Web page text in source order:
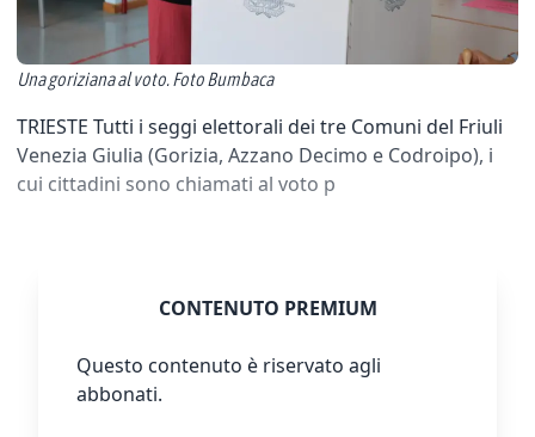
Una goriziana al voto. Foto Bumbaca
TRIESTE Tutti i seggi elettorali dei tre Comuni del Friuli
Venezia Giulia (Gorizia, Azzano Decimo e Codroipo), i
cui cittadini sono chiamati al voto p
CONTENUTO PREMIUM
Questo contenuto è riservato agli
abbonati.